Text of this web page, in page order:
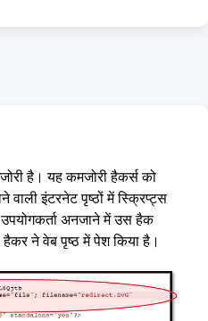
है। यह कमजोरी हैकर्स को
वाली इंटरनेट पृष्ठों में स्क्रिप्ट्स
अनजाने में उस हैक
हैकर ने वेब पृष्ठ में पेश किया है।